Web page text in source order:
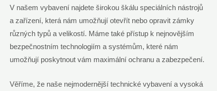
V našem vybavení najdete širokou škálu speciálních nástrojů
a zařízení, která nám umožňují otevřít nebo opravit zámky
různých typů a velikostí. Máme také přístup k nejnovějším
bezpečnostním technologiím a systémům, které nám
umožňují poskytnout vám maximální ochranu a zabezpečení.
Věříme, že naše nejmodernější technické vybavení a vysoká